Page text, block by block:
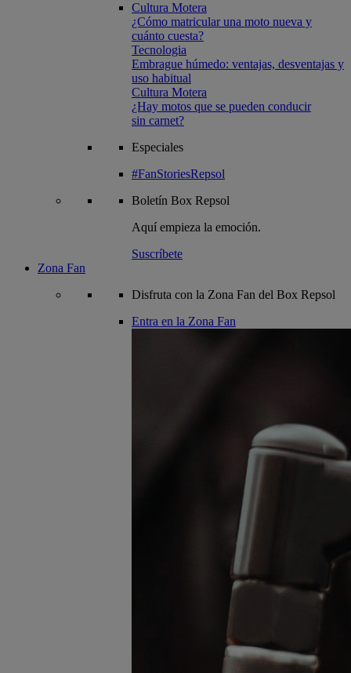
Cultura Motera
¿Cómo matricular una moto nueva y
cuánto cuesta?
Tecnologia
Embrague húmedo: ventajas, desventajas y
uso habitual
Cultura Motera
¿Hay motos que se pueden conducir
sin carnet?
Especiales
#FanStoriesRepsol
Boletín Box Repsol
Aquí empieza la emoción.
Suscríbete
Zona Fan
Disfruta con la Zona Fan del Box Repsol
Entra en la Zona Fan